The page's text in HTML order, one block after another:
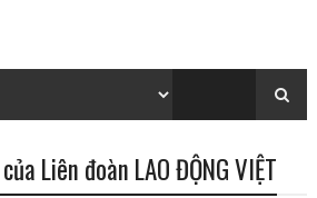
Liên đoàn LAO ĐỘNG VIỆT